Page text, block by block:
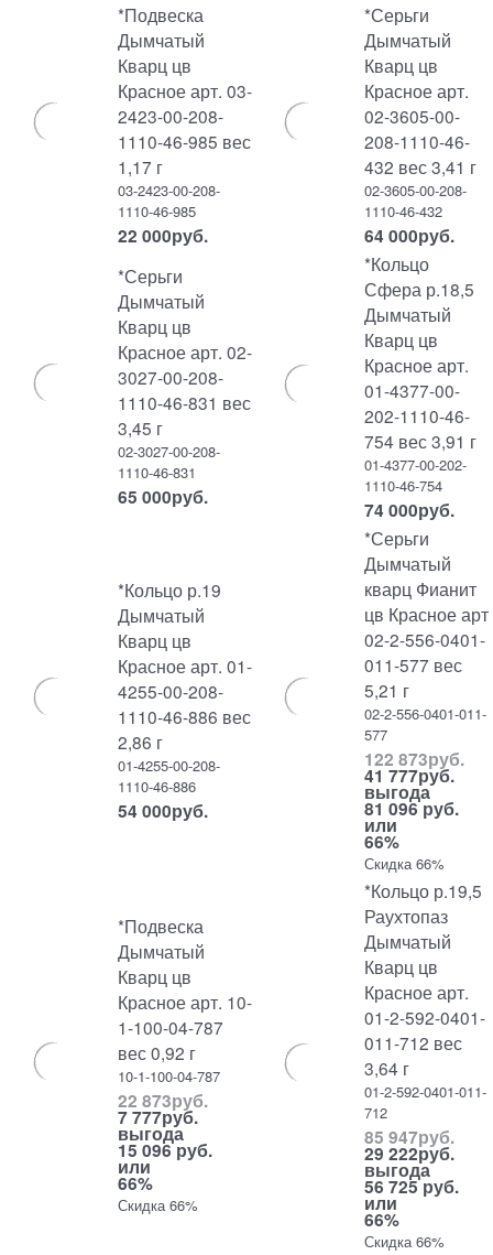
*Подвеска
Дымчатый
Кварц цв
Красное арт. 03-
2423-00-208-
1110-46-985 вес
1,17 г
03-2423-00-208-
1110-46-985
22 000руб.
*Серьги
Дымчатый
Кварц цв
Красное арт.
02-3605-00-
208-1110-46-
432 вес 3,41 г
02-3605-00-208-
1110-46-432
64 000руб.
*Серьги
Дымчатый
Кварц цв
Красное арт. 02-
3027-00-208-
1110-46-831 вес
3,45 г
02-3027-00-208-
1110-46-831
65 000руб.
*Кольцо
Сфера р.18,5
Дымчатый
Кварц цв
Красное арт.
01-4377-00-
202-1110-46-
754 вес 3,91 г
01-4377-00-202-
1110-46-754
74 000руб.
*Кольцо р.19
Дымчатый
Кварц цв
Красное арт. 01-
4255-00-208-
1110-46-886 вес
2,86 г
01-4255-00-208-
1110-46-886
54 000руб.
*Серьги
Дымчатый
кварц Фианит
цв Красное арт
02-2-556-0401-
011-577 вес
5,21 г
02-2-556-0401-011-
577
122 873руб.
41 777руб.
выгода
81 096 руб.
или
66%
Скидка 66%
*Подвеска
Дымчатый
Кварц цв
Красное арт. 10-
1-100-04-787
вес 0,92 г
10-1-100-04-787
22 873руб.
7 777руб.
выгода
15 096 руб.
или
66%
Скидка 66%
*Кольцо р.19,5
Раухтопаз
Дымчатый
Кварц цв
Красное арт.
01-2-592-0401-
011-712 вес
3,64 г
01-2-592-0401-011-
712
85 947руб.
29 222руб.
выгода
56 725 руб.
или
66%
Скидка 66%